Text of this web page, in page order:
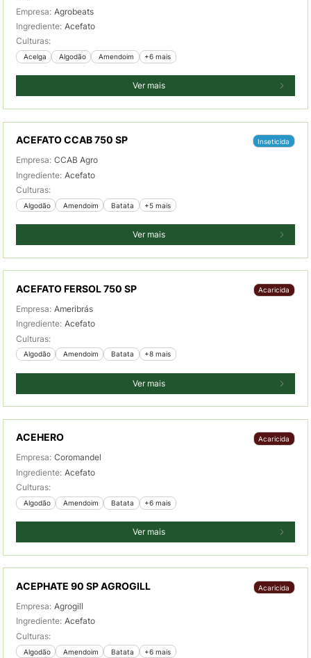
Empresa: Agrobeats
Ingrediente: Acefato
Culturas:
Acelga Algodão Amendoim +6 mais
Ver mais
ACEFATO CCAB 750 SP Inseticida
Empresa: CCAB Agro
Ingrediente: Acefato
Culturas:
Algodão Amendoim Batata +5 mais
Ver mais
ACEFATO FERSOL 750 SP Acaricida
Empresa: Ameribrás
Ingrediente: Acefato
Culturas:
Algodão Amendoim Batata +8 mais
Ver mais
ACEHERO Acaricida
Empresa: Coromandel
Ingrediente: Acefato
Culturas:
Algodão Amendoim Batata +6 mais
Ver mais
ACEPHATE 90 SP AGROGILL Acaricida
Empresa: Agrogill
Ingrediente: Acefato
Culturas:
Algodão Amendoim Batata +6 mais